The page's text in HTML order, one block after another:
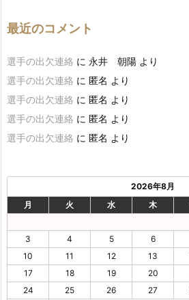
最近のコメント
選手の出欠連絡 に 永井 朝陽 より
選手の出欠連絡 に 匿名 より
選手の出欠連絡 に 匿名 より
選手の出欠連絡 に 匿名 より
選手の出欠連絡 に 匿名 より
2026年8月
月
火 水 木
3
4 5 6
10
11 12 13
17
18 19 20
24
25 26 27